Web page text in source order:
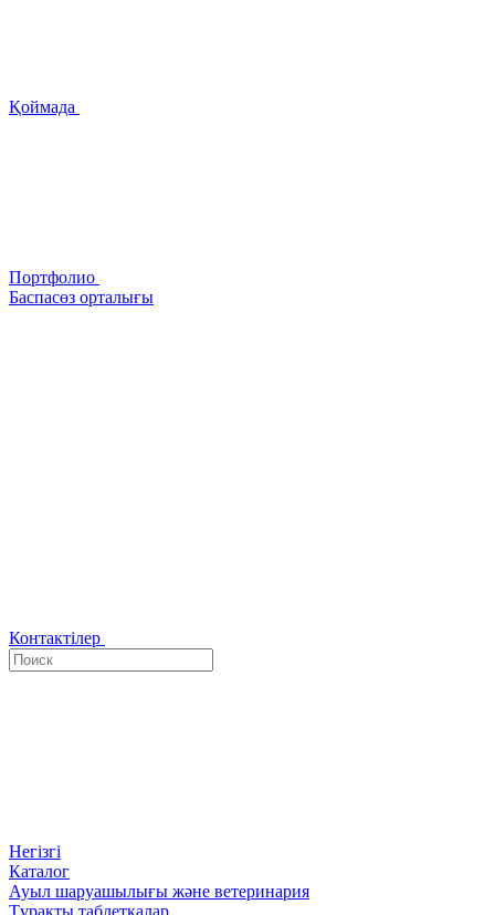
Қоймада
Портфолио
Баспасөз орталығы
Контактілер
Негізгі
Каталог
Ауыл шаруашылығы және ветеринария
Тұрақты таблеткалар